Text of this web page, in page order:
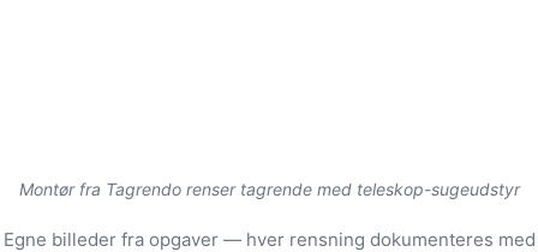
Montør fra Tagrendo renser tagrende med teleskop-sugeudstyr
Egne billeder fra opgaver — hver rensning dokumenteres med